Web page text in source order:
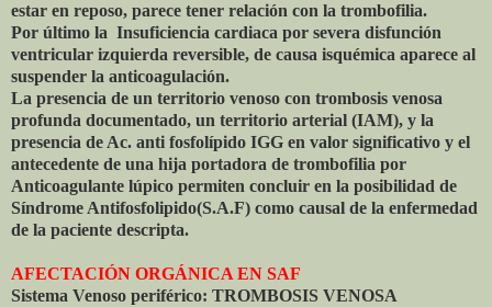
estar en reposo, parece tener relación con la trombofilia.
Por último la Insuficiencia cardiaca por severa disfunción
ventricular izquierda reversible, de causa isquémica aparece al
suspender la anticoagulación.
La presencia de un territorio venoso con trombosis venosa
profunda documentado, un territorio arterial (IAM), y la
presencia de Ac. anti fosfolípido IGG en valor significativo y el
antecedente de una hija portadora de trombofilia por
Anticoagulante lúpico permiten concluir en la posibilidad de
Síndrome Antifosfolipido(S.A.F) como causal de la enfermedad
de la paciente descripta.
AFECTACIÓN ORGÁNICA EN SAF
Sistema Venoso periférico: TROMBOSIS VENOSA